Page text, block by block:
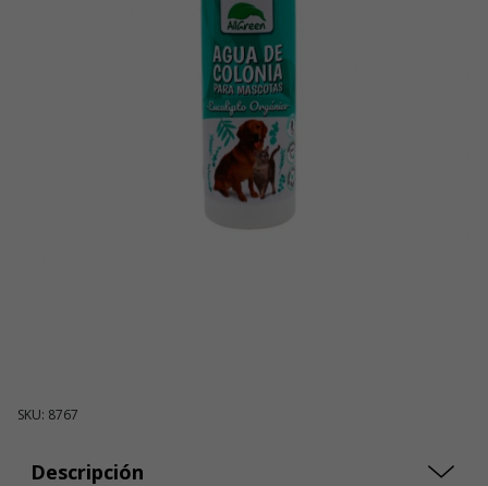
SKU: 8767
Descripción